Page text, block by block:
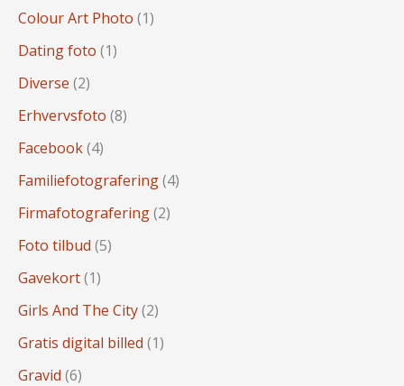
Colour Art Photo (1)
Dating foto (1)
Diverse (2)
Erhvervsfoto (8)
Facebook(4)
Familiefotografering(4)
Firmafotografering(2)
Foto tilbud (5)
Gavekort(1)
Girls And The City(2)
Gratis digital billed (1)
Gravid (6)